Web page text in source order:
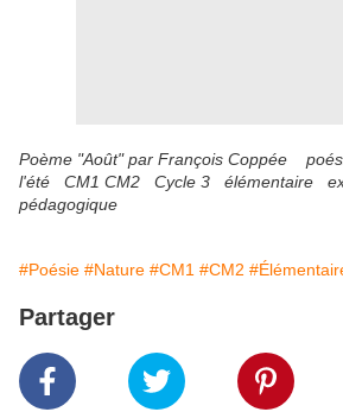
Poème "Août" par François Coppée
l'été CM1 CM2 Cycle 3 élémentaire
pédagogique
#Poésie #Nature #CM1 #CM2
Partager